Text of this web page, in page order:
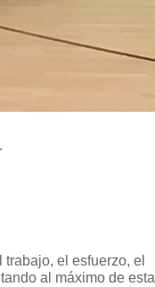
el esfuerzo, el
al máximo de esta